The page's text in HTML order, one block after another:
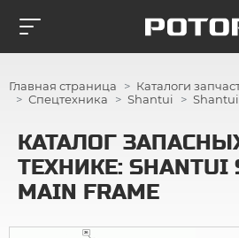
Главная страница
Каталоги
Спецтехника
Shantui
КАТАЛОГ
ТЕХНИКЕ: SHANTUI
MAIN FRAME
26